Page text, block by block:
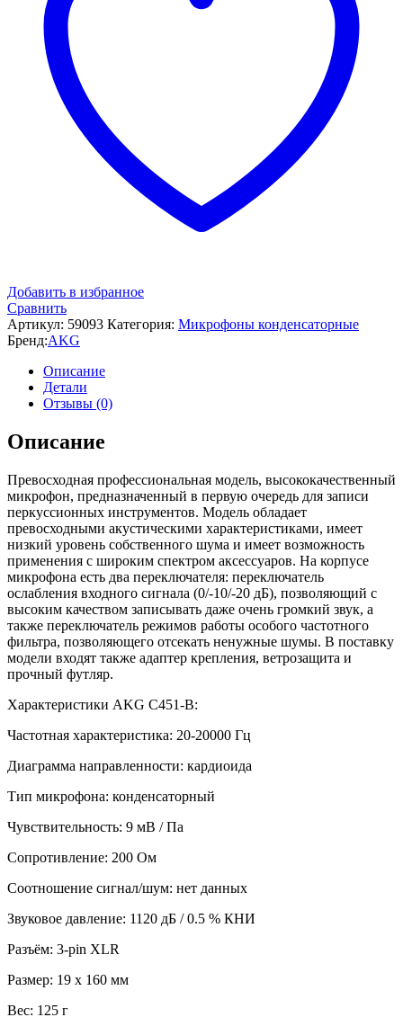
Добавить в избранное
Сравнить
Артикул: 59093 Категория: Микрофоны конденсаторные
Бренд:AKG
Описание
Детали
Отзывы (0)
Описание
Превосходная профессиональная модель, высококачественный
микрофон, предназначенный в первую очередь для записи
перкуссионных инструментов. Модель обладает
превосходными акустическими характеристиками, имеет
низкий уровень собственного шума и имеет возможность
применения с широким спектром аксессуаров. На корпусе
микрофона есть два переключателя: переключатель
ослабления входного сигнала (0/-10/-20 дБ), позволяющий с
высоким качеством записывать даже очень громкий звук, а
также переключатель режимов работы особого частотного
фильтра, позволяющего отсекать ненужные шумы. В поставку
модели входят также адаптер крепления, ветрозащита и
прочный футляр.
Характеристики AKG C451-B:
Частотная характеристика: 20-20000 Гц
Диаграмма направленности: кардиоида
Тип микрофона: конденсаторный
Чувствительность: 9 мВ / Па
Сопротивление: 200 Ом
Соотношение сигнал/шум: нет данных
Звуковое давление: 1120 дБ / 0.5 % КНИ
Разъём: 3-pin XLR
Размер: 19 х 160 мм
Вес: 125 г